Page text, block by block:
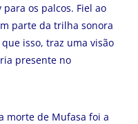
os palcos. Fiel ao
parte da trilha sonora
isso, traz uma visão
presente no
morte de Mufasa foi a